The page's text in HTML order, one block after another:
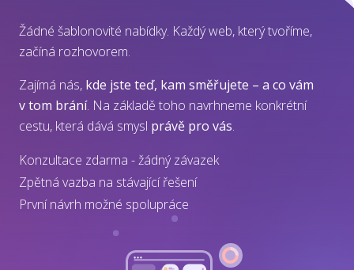
Žádné šablonovité nabídky. Každý web, který tvoříme,
začíná rozhovorem.
Zajímá nás, kde jste teď, kam směřujete – a co vám
v tom brání. Na základě toho navrhneme konkrétní
cestu, která dává smysl právě pro vás.
Konzultace zdarma - žádný závazek
Zpětná vazba na stávající řešení
První návrh možné spolupráce